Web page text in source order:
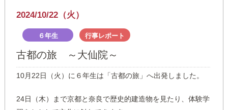
2024/10/22（火）
６年生 行事レポート
古都の旅 ～大仙院～
10月22日（火）に６年生は「古都の旅」へ出発しました。
24日（木）まで京都と奈良で歴史的建造物を見たり、体験学